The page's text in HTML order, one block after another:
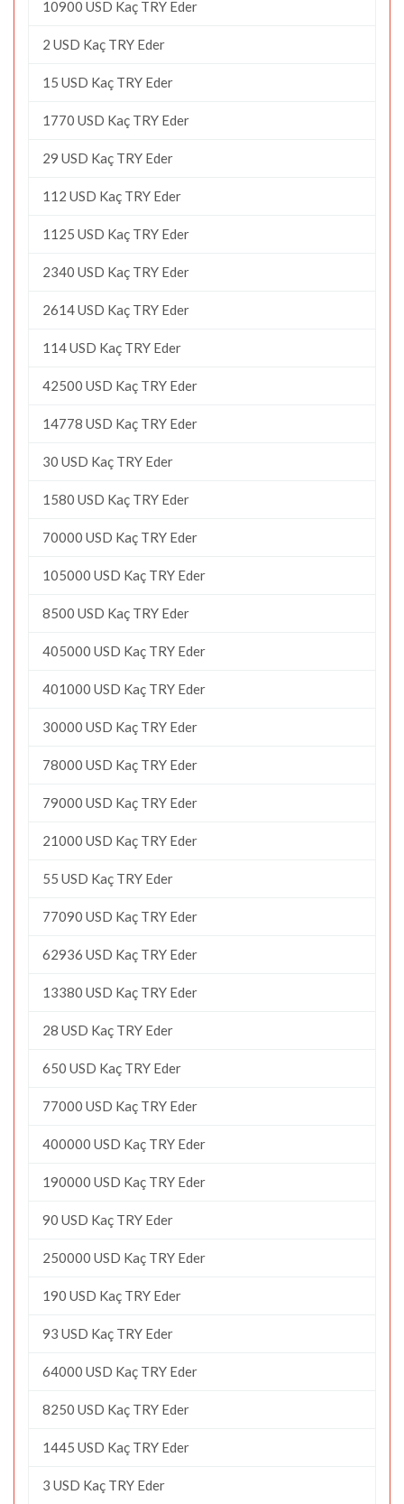
10900 USD Kaç TRY Eder
2 USD Kaç TRY Eder
15 USD Kaç TRY Eder
1770 USD Kaç TRY Eder
29 USD Kaç TRY Eder
112 USD Kaç TRY Eder
1125 USD Kaç TRY Eder
2340 USD Kaç TRY Eder
2614 USD Kaç TRY Eder
114 USD Kaç TRY Eder
42500 USD Kaç TRY Eder
14778 USD Kaç TRY Eder
30 USD Kaç TRY Eder
1580 USD Kaç TRY Eder
70000 USD Kaç TRY Eder
105000 USD Kaç TRY Eder
8500 USD Kaç TRY Eder
405000 USD Kaç TRY Eder
401000 USD Kaç TRY Eder
30000 USD Kaç TRY Eder
78000 USD Kaç TRY Eder
79000 USD Kaç TRY Eder
21000 USD Kaç TRY Eder
55 USD Kaç TRY Eder
77090 USD Kaç TRY Eder
62936 USD Kaç TRY Eder
13380 USD Kaç TRY Eder
28 USD Kaç TRY Eder
650 USD Kaç TRY Eder
77000 USD Kaç TRY Eder
400000 USD Kaç TRY Eder
190000 USD Kaç TRY Eder
90 USD Kaç TRY Eder
250000 USD Kaç TRY Eder
190 USD Kaç TRY Eder
93 USD Kaç TRY Eder
64000 USD Kaç TRY Eder
8250 USD Kaç TRY Eder
1445 USD Kaç TRY Eder
3 USD Kaç TRY Eder